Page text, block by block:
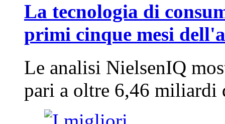
La tecnologia di
primi cinque mesi
Le analisi NielsenIQ
pari a oltre 6,46